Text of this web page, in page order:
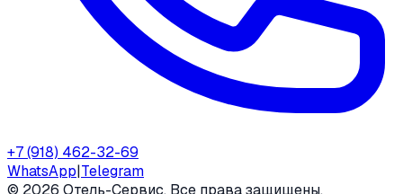
+7 (918) 462-32-69
WhatsApp|Telegram
© 2026 Отель-Сервис. Все права защищены.